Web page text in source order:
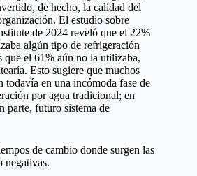
de hecho, la calidad del
El estudio sobre
de 2024 reveló que el 22%
algún tipo de refrigeración
el 61% aún no la utilizaba,
Esto sugiere que muchos
todavía en una incómoda fase de
por agua tradicional; en
parte, futuro sistema de
de cambio donde surgen las
negativas.